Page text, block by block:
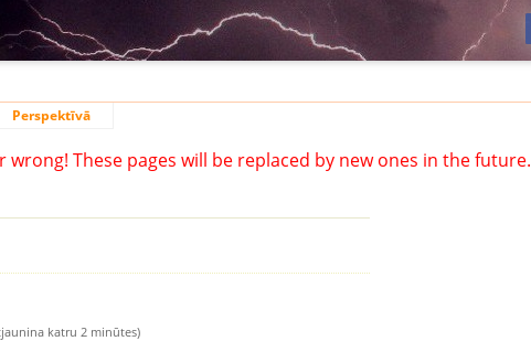
Perspektīvā
These pages will be replaced by new ones in the future.
katru 2 minūtes)